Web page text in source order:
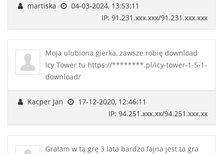
martiska
04-03-2024, 13:53:11
IP: 91.231.xxx.xxx/91.231.xxx.xxx
Moja ulubiona gierka, zawsze robię download
Icy Tower tu https://********.pl/icy-tower-1-5-1-
download/
Kacper Jan
17-12-2020, 12:46:11
IP: 94.251.xxx.xx/94.251.xxx.xx
Grałam w tą grę 3 lata bardzo fajna jest ta gra